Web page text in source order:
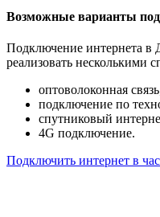
Возможные варианты
Подключение интернета
реализовать несколькими
оптоволоконная
подключение по
спутниковый
4G подключение.
Подключить интернет в